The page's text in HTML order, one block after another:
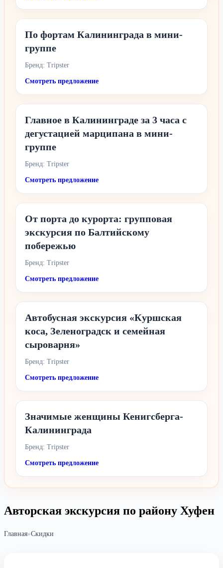
По фортам Калининграда в мини-
группе
Бренд: Tripster
Смотреть предложение
Главное в Калининграде за 3 часа с
дегустацией марципана в мини-
группе
Бренд: Tripster
Смотреть предложение
От порта до курорта: групповая
экскурсия по Балтийскому
побережью
Бренд: Tripster
Смотреть предложение
Автобусная экскурсия «Куршская
коса, Зеленоградск и семейная
сыроварня»
Бренд: Tripster
Смотреть предложение
Значимые женщины Кенигсберга-
Калининграда
Бренд: Tripster
Смотреть предложение
Авторская экскурсия по району Хуфен
Главная»Скидки